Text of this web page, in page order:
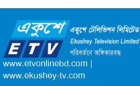
ক্যাম্পাস অ্যাম্বাসেডর নিয়োগ দিচ্ছে একুশে
টেলিভিশন
পদোন্নতি পেয়ে সচিব হলেন ২ কর্মকর্তা
www.etvonlinebd.com |
www.ekushey-tv.com